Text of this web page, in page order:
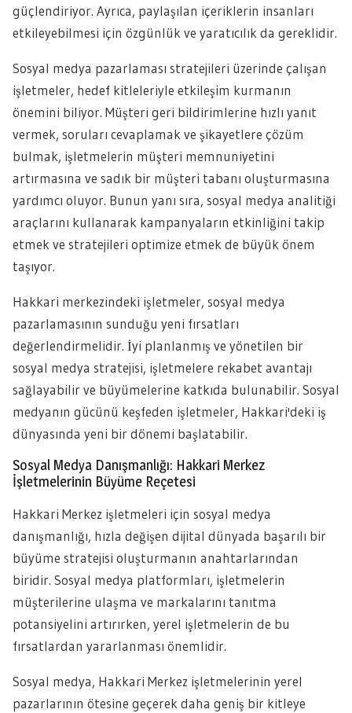
güçlendiriyor. Ayrıca, paylaşılan içeriklerin insanları
etkileyebilmesi için özgünlük ve yaratıcılık da gereklidir.
Sosyal medya pazarlaması stratejileri üzerinde çalışan
işletmeler, hedef kitleleriyle etkileşim kurmanın
önemini biliyor. Müşteri geri bildirimlerine hızlı yanıt
vermek, soruları cevaplamak ve şikayetlere çözüm
bulmak, işletmelerin müşteri memnuniyetini
artırmasına ve sadık bir müşteri tabanı oluşturmasına
yardımcı oluyor. Bunun yanı sıra, sosyal medya analitiği
araçlarını kullanarak kampanyaların etkinliğini takip
etmek ve stratejileri optimize etmek de büyük önem
taşıyor.
Hakkari merkezindeki işletmeler, sosyal medya
pazarlamasının sunduğu yeni fırsatları
değerlendirmelidir. İyi planlanmış ve yönetilen bir
sosyal medya stratejisi, işletmelere rekabet avantajı
sağlayabilir ve büyümelerine katkıda bulunabilir. Sosyal
medyanın gücünü keşfeden işletmeler, Hakkari'deki iş
dünyasında yeni bir dönemi başlatabilir.
Sosyal Medya Danışmanlığı: Hakkari Merkez
İşletmelerinin Büyüme Reçetesi
Hakkari Merkez işletmeleri için sosyal medya
danışmanlığı, hızla değişen dijital dünyada başarılı bir
büyüme stratejisi oluşturmanın anahtarlarından
biridir. Sosyal medya platformları, işletmelerin
müşterilerine ulaşma ve markalarını tanıtma
potansiyelini artırırken, yerel işletmelerin de bu
fırsatlardan yararlanması önemlidir.
Sosyal medya, Hakkari Merkez işletmelerinin yerel
pazarlarının ötesine geçerek daha geniş bir kitleye